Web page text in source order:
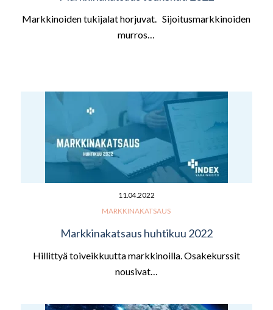
Markkinoiden tukijalat horjuvat. Sijoitusmarkkinoiden
murros…
11.04.2022
MARKKINAKATSAUS
Markkinakatsaus huhtikuu 2022
Hillittyä toiveikkuutta markkinoilla. Osakekurssit
nousivat…